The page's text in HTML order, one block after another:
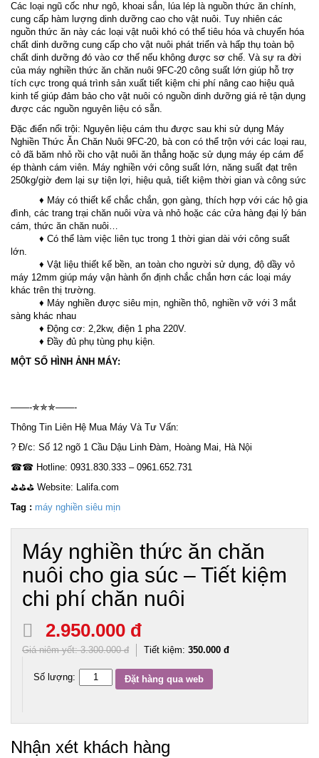
Các loại ngũ cốc như ngô, khoai sắn, lúa lép là nguồn thức ăn chính,
cung cấp hàm lượng dinh dưỡng cao cho vật nuôi. Tuy nhiên các
nguồn thức ăn này các loại vật nuôi khó có thể tiêu hóa và chuyển hóa
chất dinh dưỡng cung cấp cho vật nuôi phát triển và hấp thụ toàn bộ
chất dinh dưỡng đó vào cơ thế nếu không được sơ chế. Và sự ra đời
của máy nghiền thức ăn chăn nuôi 9FC-20 công suất lớn giúp hỗ trợ
tích cực trong quá trình sản xuất tiết kiệm chi phí nâng cao hiệu quả
kinh tế giúp đảm bảo cho vật nuôi có nguồn dinh dưỡng giá rẻ tận dụng
được các nguồn nguyên liệu có sẵn.
Đặc điển nổi trội: Nguyên liệu cám thu được sau khi sử dụng Máy
Nghiền Thức Ăn Chăn Nuôi 9FC-20, bà con có thể trộn với các loại rau,
cỏ đã băm nhỏ rồi cho vật nuôi ăn thẳng hoặc sử dụng máy ép cám để
ép thành cám viên. Máy nghiền với công suất lớn, năng suất đạt trên
250kg/giờ đem lại sự tiện lợi, hiệu quả, tiết kiệm thời gian và công sức
♦ Máy có thiết kế chắc chắn, gọn gàng, thích hợp với các hộ gia
đình, các trang trại chăn nuôi vừa và nhỏ hoặc các cửa hàng đại lý bán
cám, thức ăn chăn nuôi…
♦ Có thể làm việc liên tục trong 1 thời gian dài với công suất
lớn.
♦ Vật liệu thiết kế bền, an toàn cho người sử dụng, độ dầy vỏ
máy 12mm giúp máy vận hành ổn định chắc chắn hơn các loại máy
khác trên thị trường.
♦ Máy nghiền được siêu mịn, nghiền thô, nghiền vỡ với 3 mắt
sàng khác nhau
♦ Động cơ: 2,2kw, điện 1 pha 220V.
♦ Đầy đủ phụ tùng phụ kiện.
MỘT SỐ HÌNH ẢNH MÁY:
——-✯✯✯——-
Thông Tin Liên Hệ Mua Máy Và Tư Vấn:
? Đ/c: Số 12 ngõ 1 Cầu Dậu Linh Đàm, Hoàng Mai, Hà Nội
☎☎ Hotline: 0931.830.333 – 0961.652.731
⛳️⛳️⛳ Website: Lalifa.com
Tag : máy nghiền siêu mịn
Máy nghiền thức ăn chăn
nuôi cho gia súc – Tiết kiệm
chi phí chăn nuôi
2.950.000 đ
Giá niêm yết:3.300.000 đ Tiết kiệm: 350.000 đ
Số lượng: Đặt hàng qua web
Nhận xét khách hàng